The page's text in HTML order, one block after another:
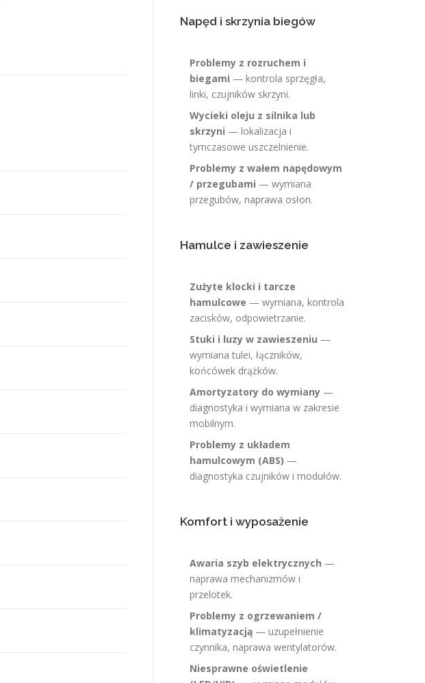
Napęd i skrzynia biegów
Problemy z rozruchem i
biegami — kontrola sprzęgła,
linki, czujników skrzyni.
Wycieki oleju z silnika lub
skrzyni — lokalizacja i
tymczasowe uszczelnienie.
Problemy z wałem napędowym
/ przegubami — wymiana
przegubów, naprawa osłon.
Hamulce i zawieszenie
Zużyte klocki i tarcze
hamulcowe — wymiana, kontrola
zacisków, odpowietrzanie.
Stuki i luzy w zawieszeniu —
wymiana tulei, łączników,
końcówek drążków.
Amortyzatory do wymiany —
diagnostyka i wymiana w zakresie
mobilnym.
Problemy z układem
hamulcowym (ABS) —
diagnostyka czujników i modułów.
Komfort i wyposażenie
Awaria szyb elektrycznych —
naprawa mechanizmów i
przelotek.
Problemy z ogrzewaniem /
klimatyzacją — uzupełnienie
czynnika, naprawa wentylatorów.
Niesprawne oświetlenie